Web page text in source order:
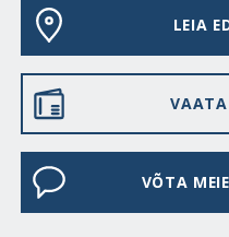
LEIA
VAATA
VÕTA